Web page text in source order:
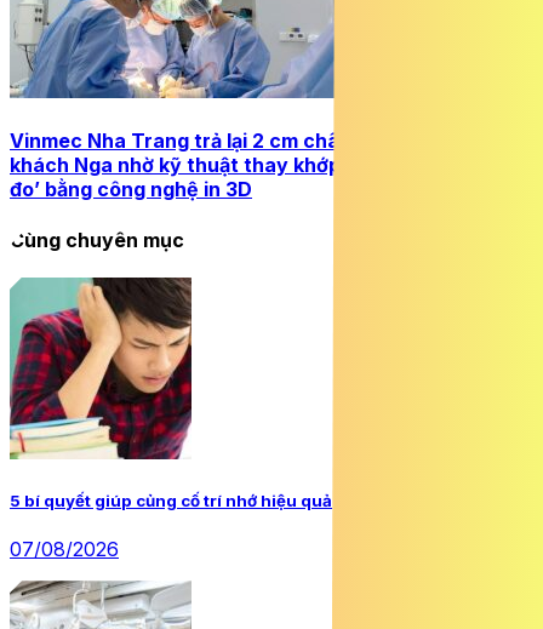
Vinmec Nha Trang trả lại 2 cm chân bị lệch cho nữ du
khách Nga nhờ kỹ thuật thay khớp háng được ‘may
đo’ bằng công nghệ in 3D
Cùng chuyên mục
5 bí quyết giúp củng cố trí nhớ hiệu quả
07/08/2026